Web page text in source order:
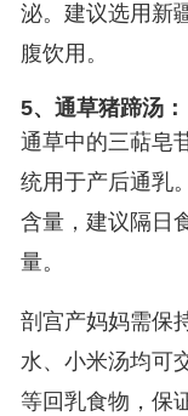
泌。建议选用新
腹饮用。
5、通草猪蹄汤：
通草中的三萜皂
统用于产后通乳
含量，建议隔日
量。
剖宫产妈妈需保
水、小米汤均可
等回乳食物，保